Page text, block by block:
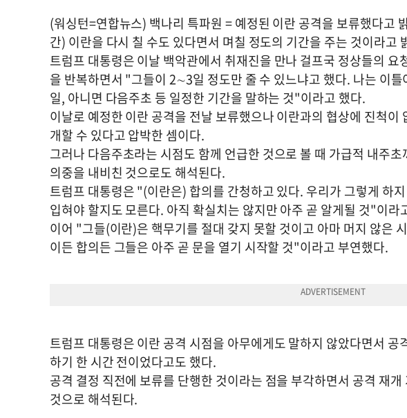
(워싱턴=연합뉴스) 백나리 특파원 = 예정된 이란 공격을 보류했다고
간) 이란을 다시 칠 수도 있다면서 며칠 정도의 기간을 주는 것이라고
트럼프 대통령은 이날 백악관에서 취재진을 만나 걸프국 정상들의
을 반복하면서 "그들이 2∼3일 정도만 줄 수 있느냐고 했다. 나는 이
일, 아니면 다음주초 등 일정한 기간을 말하는 것"이라고 했다.
이날로 예정한 이란 공격을 전날 보류했으나 이란과의 협상에 진척
개할 수 있다고 압박한 셈이다.
그러나 다음주초라는 시점도 함께 언급한 것으로 볼 때 가급적 내주
의중을 내비친 것으로도 해석된다.
트럼프 대통령은 "(이란은) 합의를 간청하고 있다. 우리가 그렇게 하
입혀야 할지도 모른다. 아직 확실치는 않지만 아주 곧 알게될 것"이라
이어 "그들(이란)은 핵무기를 절대 갖지 못할 것이고 아마 머지 않은
이든 합의든 그들은 아주 곧 문을 열기 시작할 것"이라고 부연했다.
트럼프 대통령은 이란 공격 시점을 아무에게도 말하지 않았다면서 공
하기 한 시간 전이었다고도 했다.
공격 결정 직전에 보류를 단행한 것이라는 점을 부각하면서 공격 재
것으로 해석된다.